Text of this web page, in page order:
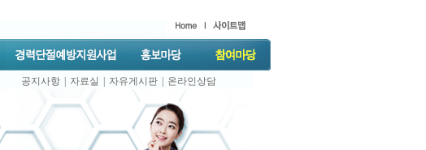
공지사항 자료실 자유게시판 온라인상담